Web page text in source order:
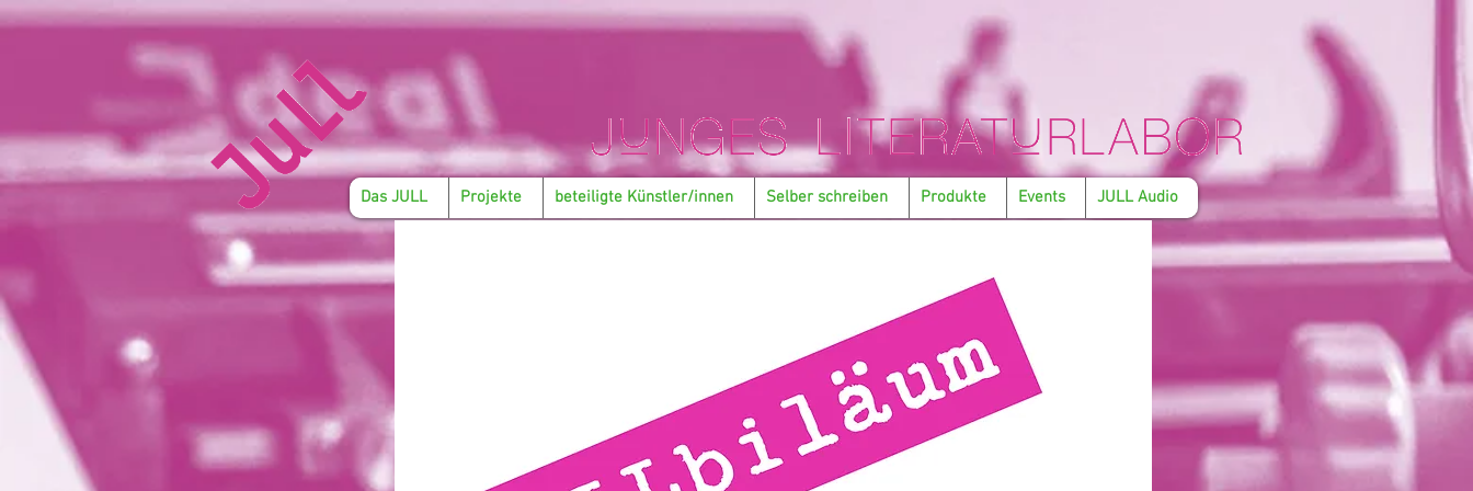
Das JULL Projekte beteiligte Künstler/innen Selber schreiben Produkte Events JULL Audio